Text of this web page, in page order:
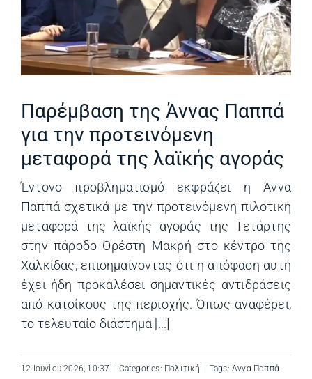
Παρέμβαση της Άννας Παππά
για την προτεινόμενη
μεταφορά της λαϊκής αγοράς
Έντονο προβληματισμό εκφράζει η Άννα
Παππά σχετικά με την προτεινόμενη πιλοτική
μεταφορά της λαϊκής αγοράς της Τετάρτης
στην πάροδο Ορέστη Μακρή στο κέντρο της
Χαλκίδας, επισημαίνοντας ότι η απόφαση αυτή
έχει ήδη προκαλέσει σημαντικές αντιδράσεις
από κατοίκους της περιοχής. Όπως αναφέρει,
το τελευταίο διάστημα [...]
12 Ιουνίου 2026, 10:37 | Categories: Πολιτική | Tags:Άννα Παππά